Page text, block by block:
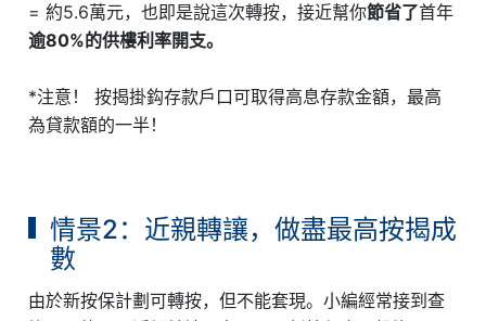
= 約5.6萬元，也即是說這次轉按，接近幫你節省了首年
逾80%的供樓利率開支。
*注意！ 按揭掛鈎存款戶口可取得高息存款金額，最高
為貸款額的一半！
情景2：近親轉讓，做盡最高按揭成
數
由於新按保計劃可轉按，但不能套現。小編經常接到查